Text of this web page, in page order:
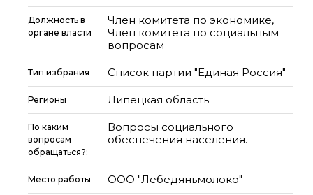
Должность в
органе власти
Член комитета по экономике,
Член комитета по социальным
вопросам
Тип избрания Список партии "Единая Россия"
Регионы Липецкая область
По каким
вопросам
обращаться?:
Вопросы социального
обеспечения населения.
Место работы ООО "Лебедяньмолоко"